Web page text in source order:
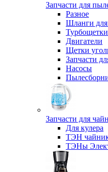
Запчасти для
Разное
Шланги для
Двигатели
Щетки
Запчасти
Насосы
Запчасти для
Для кулера
ТЭН
ТЭНы